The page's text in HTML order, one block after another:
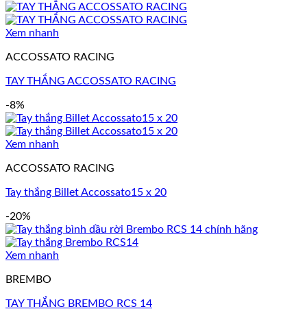
Xem nhanh
ACCOSSATO RACING
TAY THẮNG ACCOSSATO RACING
-8%
Xem nhanh
ACCOSSATO RACING
Tay thắng Billet Accossato15 x 20
-20%
Xem nhanh
BREMBO
TAY THẮNG BREMBO RCS 14